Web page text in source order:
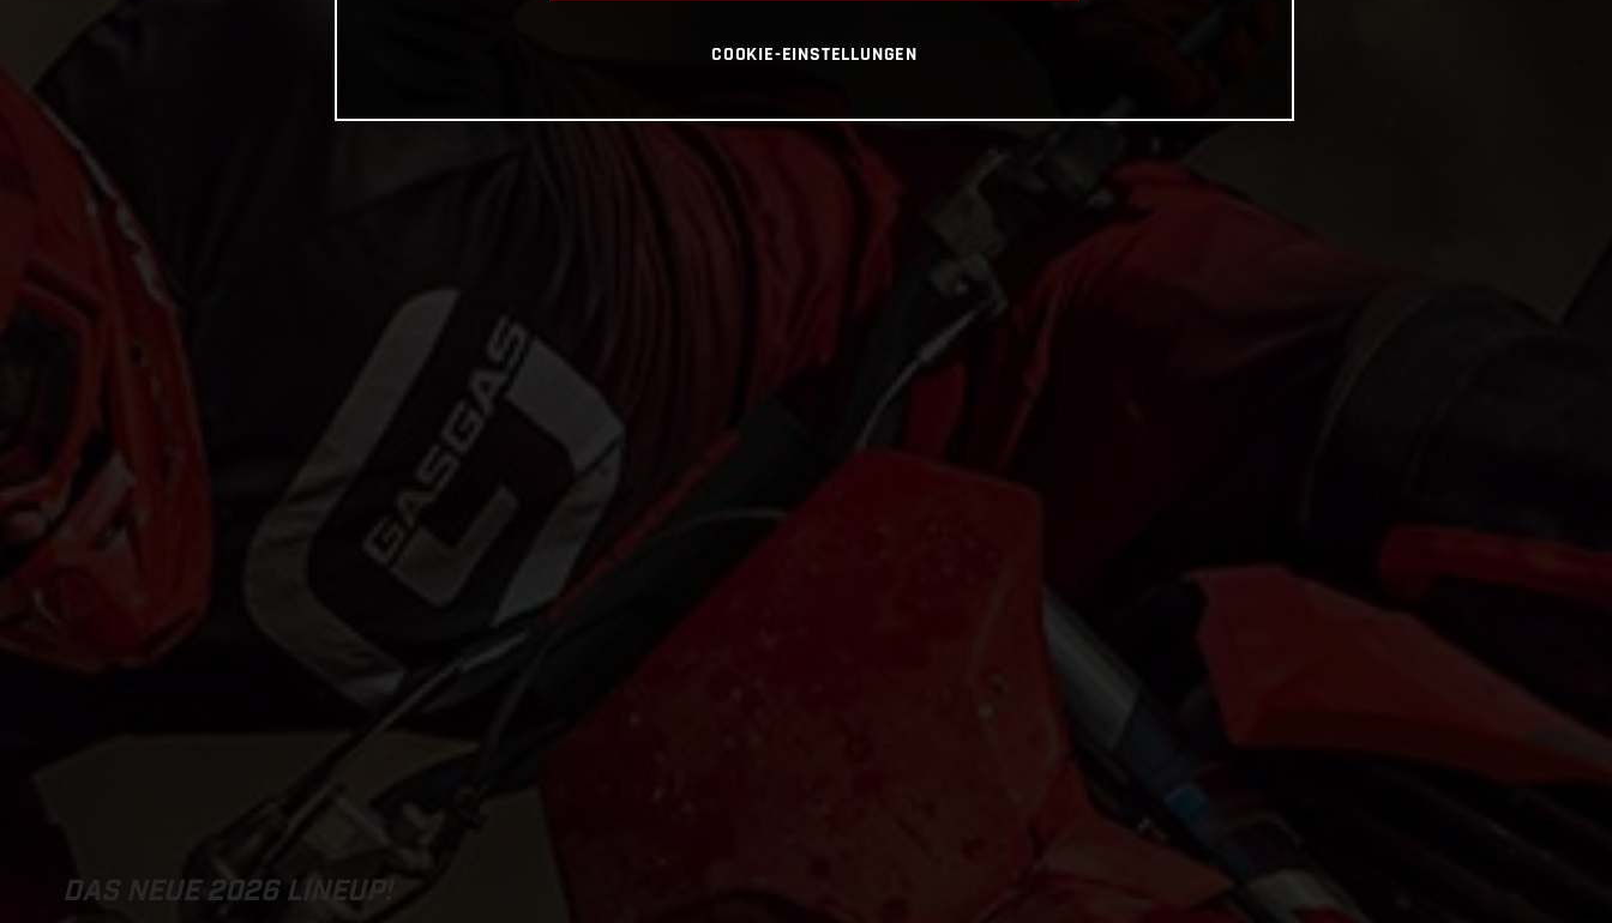
DAS NEUE 2026 LINEUP!
COOKIE-EINSTELLUNGEN